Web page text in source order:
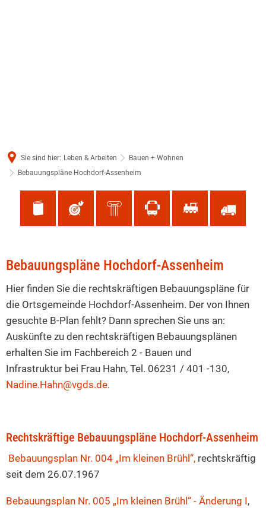
Sie sind hier: Leben & Arbeiten
Bauen + Wohnen
Bebauungspläne Hochdorf-Assenheim
Bebauungspläne
Hochdorf-
Assenheim
Bebauungspläne Hochdorf-Assenheim
Hier finden Sie die rechtskräftigen Bebauungspläne für
die Ortsgemeinde Hochdorf-Assenheim. Der von Ihnen
gesuchte B-Plan fehlt? Dann sprechen Sie uns an:
Auskünfte zu den rechtskräftigen Bebauungsplänen
erhalten Sie im Fachbereich 2 - Bauen und
Infrastruktur bei Frau Hahn, Tel. 06231 / 401 -130,
Nadine.Hahn@vgds.de.
Rechtskräftige Bebauungspläne Hochdorf-Assenheim
Bebauungsplan Nr. 004 „Im kleinen Brühl“, rechtskräftig
seit dem 26.07.1967
Bebauungsplan Nr. 005 „Im kleinen Brühl“ - Änderung I,